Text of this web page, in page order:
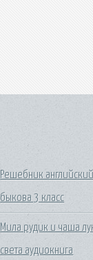
Решебник
быкова 3 класс
Мила рудик и чаша
света аудиокнига